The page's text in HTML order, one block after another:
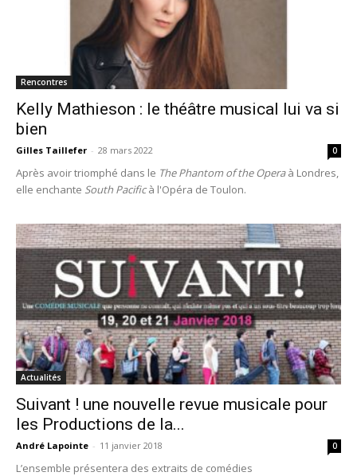
Rencontres
Kelly Mathieson : le théâtre musical lui va si
bien
Gilles Taillefer - 28 mars 2022 0
Après avoir triomphé dans le The Phantom of the Operaà Londres,
elle enchante South Pacificà l'Opéra de Toulon.
Actualités
Suivant ! une nouvelle revue musicale pour
les Productions de la...
André Lapointe - 11 janvier 2018 0
L’ensemble présentera des extraits de comédies